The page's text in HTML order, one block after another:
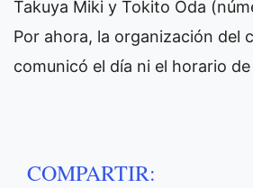
Takuya Miki y Tokito Oda
Por ahora, la organización del
comunicó el día ni el horario
COMPARTIR: